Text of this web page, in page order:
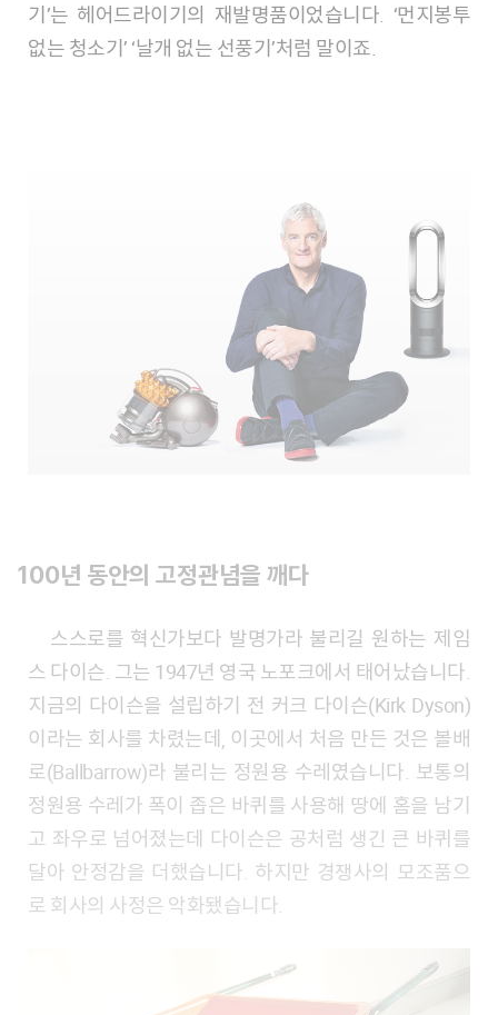
기’는 헤어드라이기의 재발명품이었습니다. ‘먼지봉투
없는 청소기’ ‘날개 없는 선풍기’처럼 말이죠.
100년 동안의 고정관념을 깨다
스스로를 혁신가보다 발명가라 불리길 원하는 제임
스 다이슨. 그는 1947년 영국 노포크에서 태어났습니다.
지금의 다이슨을 설립하기 전 커크 다이슨(​Kirk Dyson​)
이라는 회사를 차렸는데, 이곳에서 처음 만든 것은 볼배
로(​Ballbarrow​)라 불리는 정원용 수레였습니다. 보통의
정원용 수레가 폭이 좁은 바퀴를 사용해 땅에 홈을 남기
고 좌우로 넘어졌는데 다이슨은 공처럼 생긴 큰 바퀴를
달아 안정감을 더했습니다. 하지만 경쟁사의 모조품으
로 회사의 사정은 악화됐습니다.